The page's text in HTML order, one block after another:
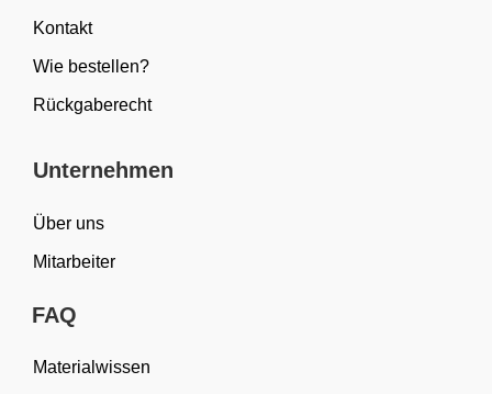
Kontakt
Wie bestellen?
Rückgaberecht
Unternehmen
Über uns
Mitarbeiter
FAQ
Materialwissen